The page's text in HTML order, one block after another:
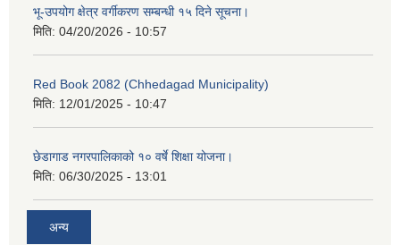
भू-उपयोग क्षेत्र वर्गीकरण सम्बन्धी १५ दिने सूचना।
मिति: 04/20/2026 - 10:57
Red Book 2082 (Chhedagad Municipality)
मिति: 12/01/2025 - 10:47
छेडागाड नगरपालिकाको १० वर्षे शिक्षा योजना।
मिति: 06/30/2025 - 13:01
अन्य